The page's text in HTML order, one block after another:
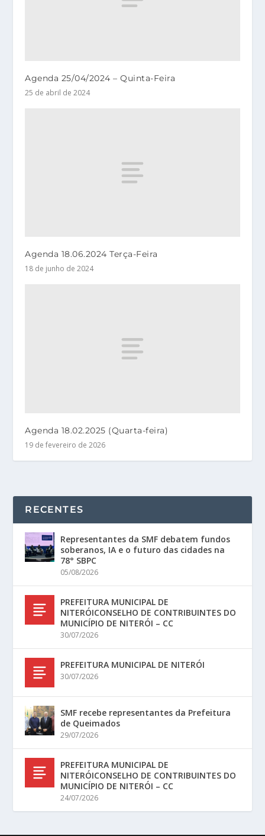
Agenda 25/04/2024 – Quinta-Feira
25 de abril de 2024
Agenda 18.06.2024 Terça-Feira
18 de junho de 2024
Agenda 18.02.2025 (Quarta-feira)
19 de fevereiro de 2026
RECENTES
Representantes da SMF debatem fundos
soberanos, IA e o futuro das cidades na
78° SBPC
05/08/2026
PREFEITURA MUNICIPAL DE
NITERÓICONSELHO DE CONTRIBUINTES DO
MUNICÍPIO DE NITERÓI – CC
30/07/2026
PREFEITURA MUNICIPAL DE NITERÓI
30/07/2026
SMF recebe representantes da Prefeitura
de Queimados
29/07/2026
PREFEITURA MUNICIPAL DE
NITERÓICONSELHO DE CONTRIBUINTES DO
MUNICÍPIO DE NITERÓI – CC
24/07/2026